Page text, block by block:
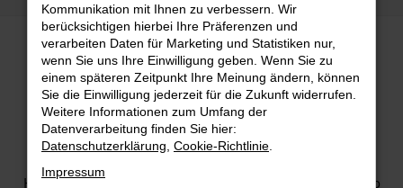
DIE HÖHE DER RATEN ENTSCHEIDEST DU!
AUTOKAUF - DIE ZWEITGRÖSSTE ANSCHAFFUNG DES MENSCHEN
Auto fahren: Einer der schönsten Sachen der Welt. Und
damit es auch dabei bleibt, zeigen wir dir, dass der Spaß
Heute kann sich fast jeder in Deutschland sein Traumauto
Kommunikation mit Ihnen zu verbessern. Wir
berücksichtigen hierbei Ihre Präferenzen und
verarbeiten Daten für Marketing und Statistiken nur,
wenn Sie uns Ihre Einwilligung geben. Wenn Sie zu
einem späteren Zeitpunkt Ihre Meinung ändern, können
Sie die Einwilligung jederzeit für die Zukunft widerrufen.
Weitere Informationen zum Umfang der
Datenverarbeitung finden Sie hier:
Datenschutzerklärung Cookie-Richtlinie
Impressum